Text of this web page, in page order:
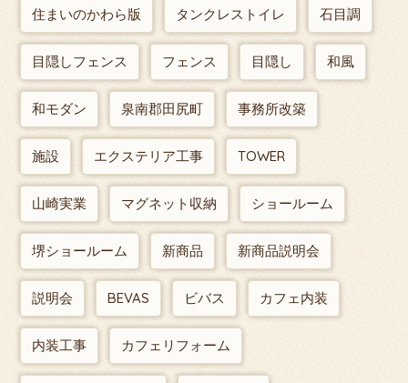
住まいのかわら版 タンクレストイレ 石目調
目隠しフェンス フェンス 目隠し 和風
和モダン 泉南郡田尻町 事務所改築
施設 エクステリア工事 TOWER
山崎実業 マグネット収納 ショールーム
堺ショールーム 新商品 新商品説明会
説明会 BEVAS ビバス カフェ内装
内装工事 カフェリフォーム